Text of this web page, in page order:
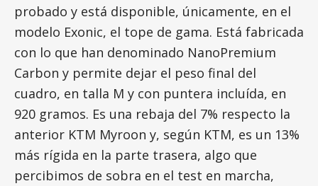
probado y está disponible, únicamente, en el
modelo Exonic, el tope de gama. Está fabricada
con lo que han denominado NanoPremium
Carbon y permite dejar el peso final del
cuadro, en talla M y con puntera incluída, en
920 gramos. Es una rebaja del 7% respecto la
anterior KTM Myroon y, según KTM, es un 13%
más rígida en la parte trasera, algo que
percibimos de sobra en el test en marcha,